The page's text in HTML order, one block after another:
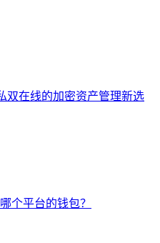
双在线的加密资产管理新选
个平台的钱包？